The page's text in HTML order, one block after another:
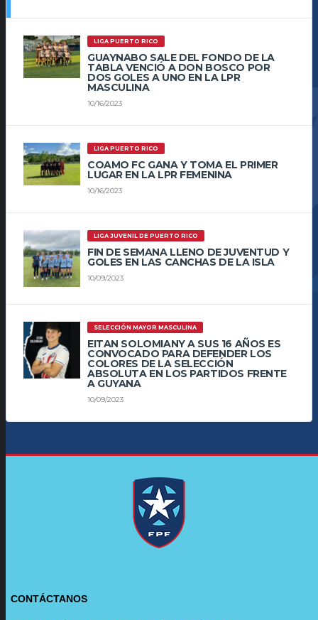
LIGA PUERTO RICO
GUAYNABO SALE DEL FONDO DE LA
TABLA VENCIÓ A DON BOSCO POR
DOS GOLES A UNO EN LA LPR
MASCULINA
10/16/2023
LIGA PUERTO RICO
COAMO FC GANA Y TOMA EL PRIMER
LUGAR EN LA LPR FEMENINA
10/16/2023
LIGA JUVENIL DE PUERTO RICO
FIN DE SEMANA LLENO DE JUVENTUD Y
GOLES EN LAS CANCHAS DE LA ISLA
10/09/2023
SELECCIÓN MAYOR MASCULINA
EITAN SOLOMIANY A SUS 16 AÑOS ES
CONVOCADO PARA DEFENDER LOS
COLORES DE LA SELECCIÓN
ABSOLUTA EN LOS PARTIDOS FRENTE
A GUYANA
10/09/2023
CONTÁCTANOS